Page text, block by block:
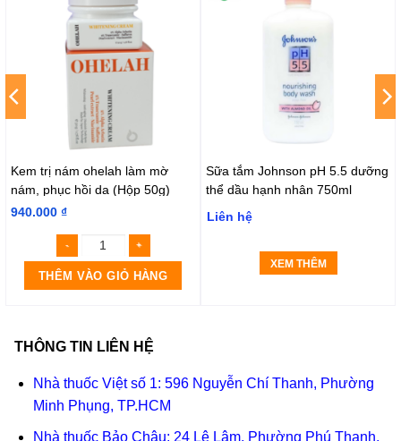
Kem trị nám ohelah làm mờ
nám, phục hồi da (Hộp 50g)
940.000 ₫
THÊM VÀO GIỎ HÀNG
Sữa tắm Johnson pH 5.5 dưỡng
thể dầu hạnh nhân 750ml
Liên hệ
XEM THÊM
THÔNG TIN LIÊN HỆ
Nhà thuốc Việt số 1: 596 Nguyễn Chí Thanh, Phường
Minh Phụng, TP.HCM
Nhà thuốc Bảo Châu: 24 Lê Lâm, Phường Phú Thạnh,